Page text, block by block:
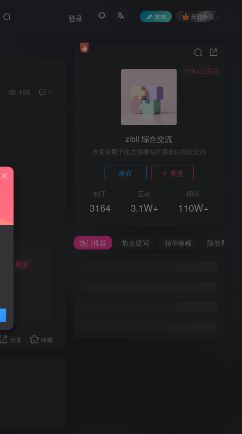
发布 开通会员
登录
168 1
关注
分享 收藏
469人已关注
zibll 综合交流
欢迎使用子比主题建站的朋友们在此交流
发布 关注
帖子
3164
互动
3.1W+
阅读
110W+
热门推荐 热点疑问 精华教程 随便看看